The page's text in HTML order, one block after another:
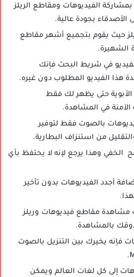
الفيديوهات ومقاطع الريلز
الأصدقاء بجودة عالية.
حيث يقوم بتجميع أشهر مقاطع
الشهيرة.
في شريط البحث فإنك
الفيديو المطلوب دون غيره.
الأبوية حتى يظهر لك فقط
الآمنة في المشاهدة.
بالصوت فقط لتوفير
من استنزاف البطارية.
الخفي وهذا يرجع لإنه لا يحتفظ بأي
أجدد الفيديوهات بدون تأخير
مشاهدة مقاطع فيديوهات وريلز
بالمشاهدة.
فإنه يخيرك بين التنزيل بالصوت
إلى كل لغات العالم ويمكن